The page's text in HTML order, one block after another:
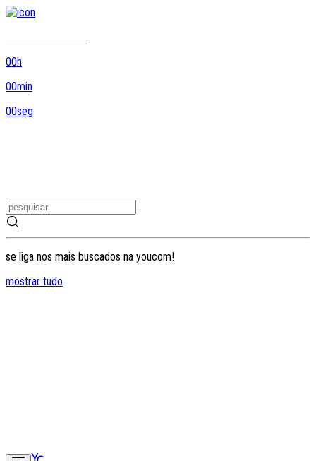
00h
00min
00seg
se liga nos mais buscados na youcom!
mostrar tudo